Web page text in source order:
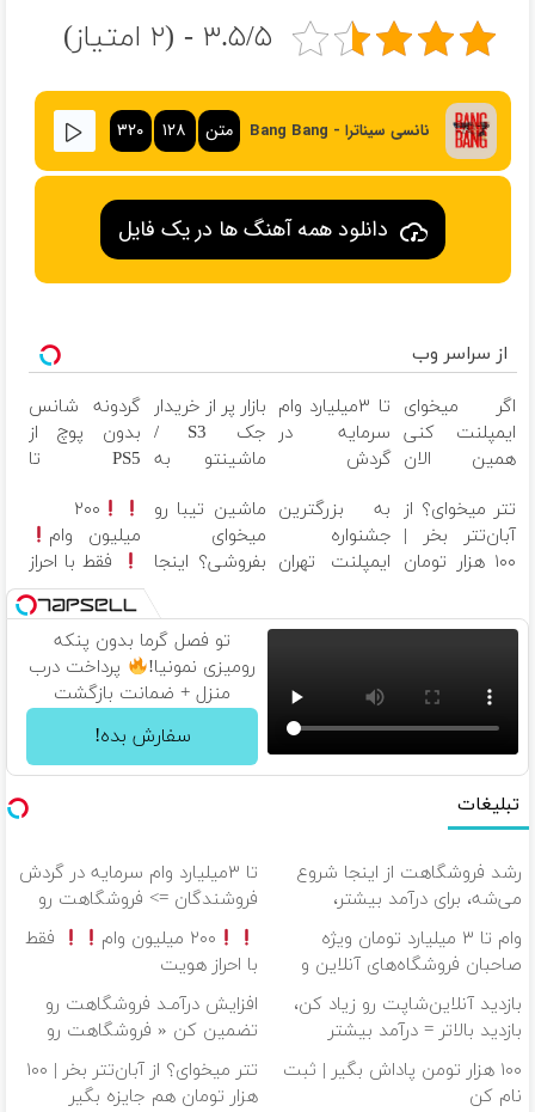
۳.۵/۵ - (۲ امتیاز)
نانسی سیناترا - Bang Bang متن ۱۲۸ ۳۲۰
دانلود همه آهنگ ها در یک فایل
از سراسر وب
اگر میخوای
ایمپلنت کنی
همین الان
با ۲۵ میلیون
تومان!!!
تا ۳میلیارد وام
سرمایه در
گردش
فروشگاهت رو
ثبت کن
بازار پر از خریدار
جک S3 /
ماشینتو به
گردونه شانس
بدون پوچ از
PS5 تا
بیت کوین
تتر میخوای؟ از
آبان‌تتر بخر |
۱۰۰ هزار تومان
به بزرگترین
جشنواره
ایمپلنت تهران
| فقط ۲۵
ماشین تیبا رو
میخوای
بفروشی؟ اینجا
در چند ساعت
بفروشش
۲۰۰
میلیون وام
فقط با احراز
هویت
تو فصل گرما بدون پنکه
رومیزی نمونیا!
پرداخت درب
منزل + ضمانت بازگشت
سفارش بده!
تبلیغات
رشد فروشگاهت از اینجا شروع
می‌شه، برای درآمد بیشتر،
آماده‌ای؟
تا ۳میلیارد وام سرمایه در گردش
فروشندگان => فروشگاهت رو
ثبت کن
وام تا ۳ میلیارد تومان ویژه
صاحبان فروشگاه‌های آنلاین و
حضوری
۲۰۰ میلیون وام
فقط
با احراز هویت
بازدید آنلاین‌شاپت رو زیاد کن،
بازدید بالاتر = درآمد بیشتر
افزایش درآمـد فروشگاهت رو
تضمین کن « فروشگاهت رو
ثبت کن »
۱۰۰ هزار تومن پاداش بگیر | ثبت
نام کن
تتر میخوای؟ از آبان‌تتر بخر | ۱۰۰
هزار تومان هم جایزه بگیر